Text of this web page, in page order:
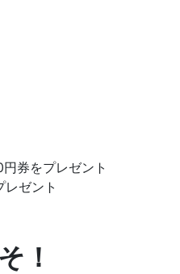
券をプレゼント
ゼント
！